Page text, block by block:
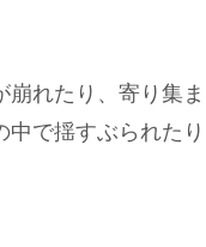
れたり、寄り集ま
で揺すぶられたり